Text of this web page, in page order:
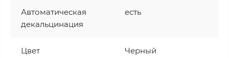
Автоматическая
декальцинация
есть
Цвет Черный